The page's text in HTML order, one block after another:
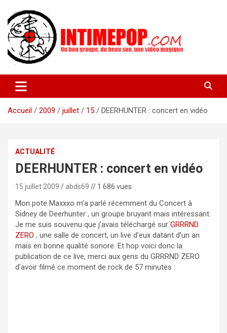
contenu
intimepop.com
actuelles pop rock, post-rock, indé sur Lyon. rock pop concert
lyon
Accueil
2009 juillet 15 DEERHUNTER : concert en vidéo
ACTUALITÉ
DEERHUNTER : concert en vidéo
15 juillet 2009 abds69 // 1 686 vues
Mon pote Maxxxo m’a parlé récemment du Concert à
Sidney de Deerhunter , un groupe bruyant mais intéressant.
Je me suis souvenu que j’avais téléchargé sur GRRRND
ZERO , une salle de concert, un live d’eux datant d’un an
mais en bonne qualité sonore. Et hop voici donc la
publication de ce live, merci aux gens du GRRRND ZERO
d’avoir filmé ce moment de rock de 57 minutes :